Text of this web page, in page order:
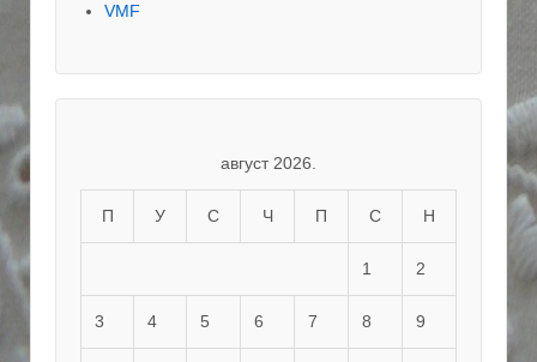
VMF
август 2026.
П У С Ч П С Н
1 2
3 4 5 6 7 8 9